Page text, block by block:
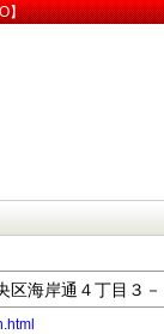
】
海岸通４丁目３